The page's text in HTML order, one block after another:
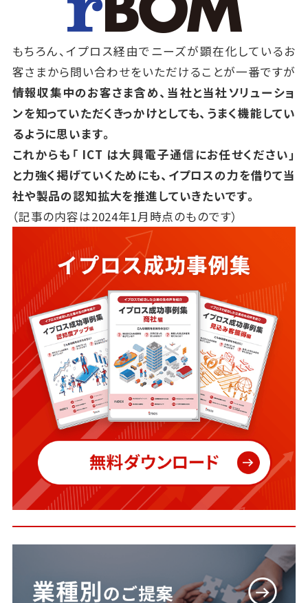
もちろん、イプロス経由でニーズが顕在化しているお
客さまから問い合わせをいただけることが一番ですが
情報収集中のお客さま含め、当社と当社ソリューショ
ンを知っていただくきっかけとしても、うまく機能してい
るように思います。
これからも「 ICT は大興電子通信にお任せください」
と力強く掲げていくためにも、 イプロスの力を借りて当
社や製品の認知拡大を推進していきたいです。
（記事の内容は2024年1月時点のものです）